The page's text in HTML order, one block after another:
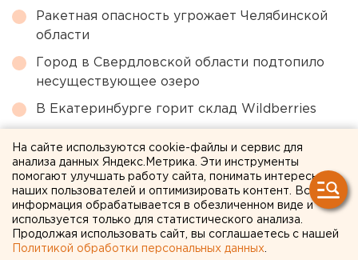
Ракетная опасность угрожает Челябинской
области
Город в Свердловской области подтопило
несуществующее озеро
В Екатеринбурге горит склад Wildberries
на аукцион по КРТ в этом году
← НОВОСТИ
11 МАЯ 2020 В 10:10
На сайте используются cookie-файлы и сервис для
анализа данных Яндекс.Метрика. Эти инструменты
помогают улучшать работу сайта, понимать интересы
наших пользователей и оптимизировать контент. Вся
информация обрабатывается в обезличенном виде и
используется только для статистического анализа.
Продолжая использовать сайт, вы соглашаетесь с нашей
Политикой обработки персональных данных